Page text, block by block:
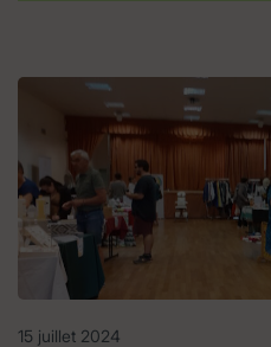
15 juillet 2024